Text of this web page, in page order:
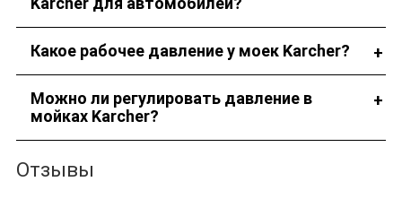
У нас вы найдете моющее оборудование для любых целей.
Какое рабочее давление у моек Karcher?
Рабочее давление зависит от выбранной модели мойки.
Можно ли регулировать давление в
мойках Karcher?
регулировкой давления.
Отзывы